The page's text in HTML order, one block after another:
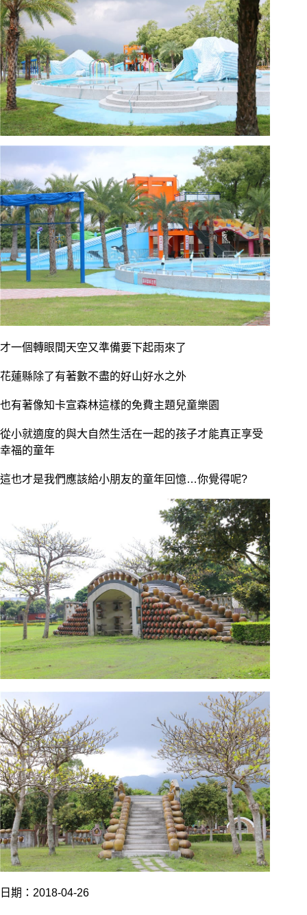
才一個轉眼間天空又準備要下起雨來了
花蓮縣除了有著數不盡的好山好水之外
也有著像知卡宣森林這樣的免費主題兒童樂園
從小就適度的與大自然生活在一起的孩子才能真正享受
幸福的童年
這也才是我們應該給小朋友的童年回憶…你覺得呢?
日期：2018-04-26